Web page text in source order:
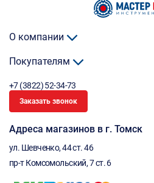
О компании
Покупателям
+7 (3822) 52-34-73
Заказать звонок
Адреса магазинов в г. Томск
ул. Шевченко, 44 ст. 46
пр-т Комсомольский, 7 ст. 6